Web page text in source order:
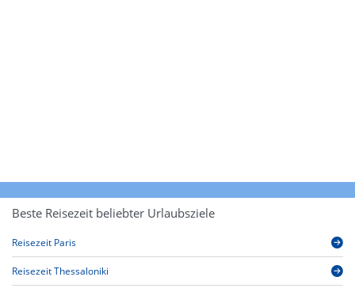
Beste Reisezeit beliebter Urlaubsziele
Reisezeit Paris
Reisezeit Thessaloniki